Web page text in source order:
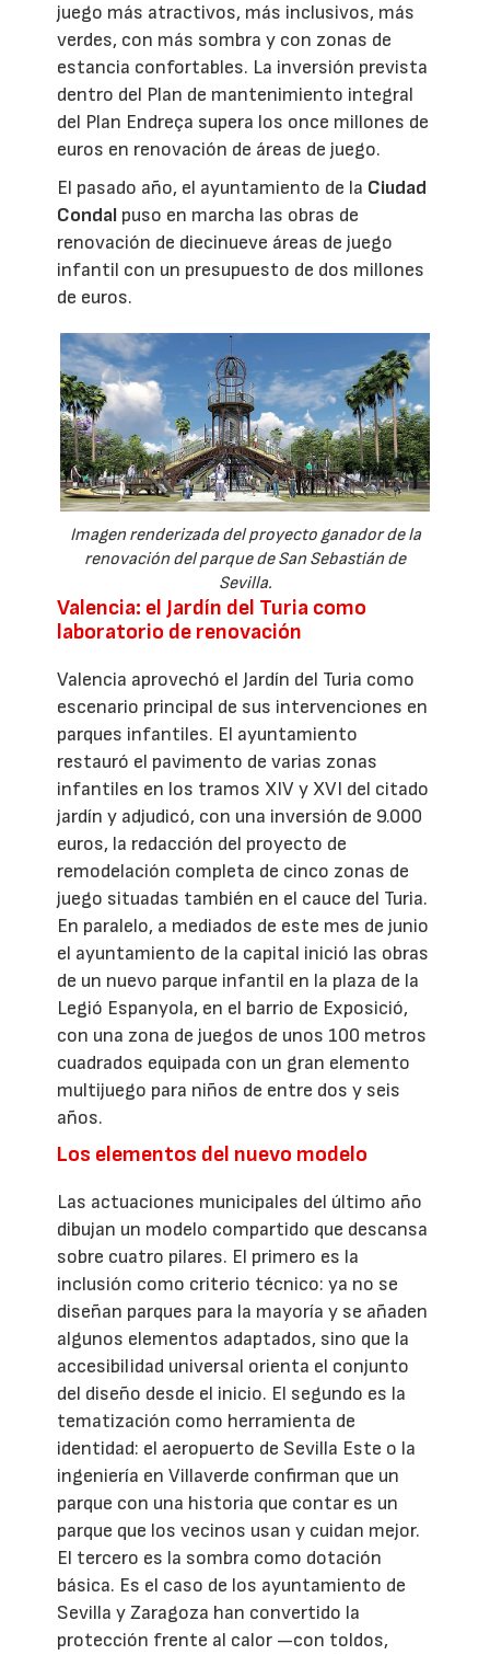
juego más atractivos, más inclusivos, más
verdes, con más sombra y con zonas de
estancia confortables. La inversión prevista
dentro del Plan de mantenimiento integral
del Plan Endreça supera los once millones de
euros en renovación de áreas de juego.
El pasado año, el ayuntamiento de la Ciudad
Condal puso en marcha las obras de
renovación de diecinueve áreas de juego
infantil con un presupuesto de dos millones
de euros.
Imagen renderizada del proyecto ganador de la
renovación del parque de San Sebastián de
Sevilla.
Valencia: el Jardín del Turia como
laboratorio de renovación
Valencia aprovechó el Jardín del Turia como
escenario principal de sus intervenciones en
parques infantiles. El ayuntamiento
restauró el pavimento de varias zonas
infantiles en los tramos XIV y XVI del citado
jardín y adjudicó, con una inversión de 9.000
euros, la redacción del proyecto de
remodelación completa de cinco zonas de
juego situadas también en el cauce del Turia.
En paralelo, a mediados de este mes de junio
el ayuntamiento de la capital inició las obras
de un nuevo parque infantil en la plaza de la
Legió Espanyola, en el barrio de Exposició,
con una zona de juegos de unos 100 metros
cuadrados equipada con un gran elemento
multijuego para niños de entre dos y seis
años.
Los elementos del nuevo modelo
Las actuaciones municipales del último año
dibujan un modelo compartido que descansa
sobre cuatro pilares. El primero es la
inclusión como criterio técnico: ya no se
diseñan parques para la mayoría y se añaden
algunos elementos adaptados, sino que la
accesibilidad universal orienta el conjunto
del diseño desde el inicio. El segundo es la
tematización como herramienta de
identidad: el aeropuerto de Sevilla Este o la
ingeniería en Villaverde confirman que un
parque con una historia que contar es un
parque que los vecinos usan y cuidan mejor.
El tercero es la sombra como dotación
básica. Es el caso de los ayuntamiento de
Sevilla y Zaragoza han convertido la
protección frente al calor —con toldos,